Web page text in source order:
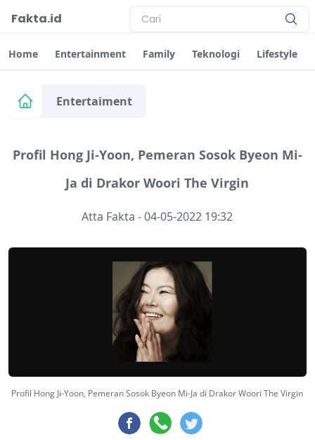
Fakta.id
Home Entertainment Family Teknologi Lifestyle
Entertaiment
Profil Hong Ji-Yoon, Pemeran Sosok Byeon Mi-
Ja di Drakor Woori The Virgin
Atta Fakta -04-05-2022 19:32
Profil Hong Ji-Yoon, Pemeran Sosok Byeon Mi-Ja di Drakor Woori The Virgin